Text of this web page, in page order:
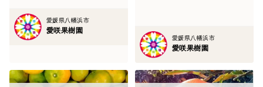
愛媛県八幡浜市
愛咲果樹園
愛媛県八幡浜市
愛咲果樹園